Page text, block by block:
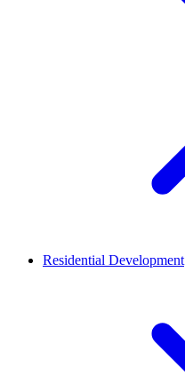
Residential Development